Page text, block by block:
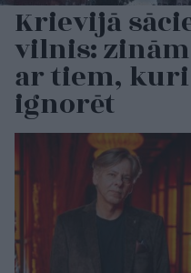
Krievijā
vilnis:
ar tiem, kuri
ignorēt